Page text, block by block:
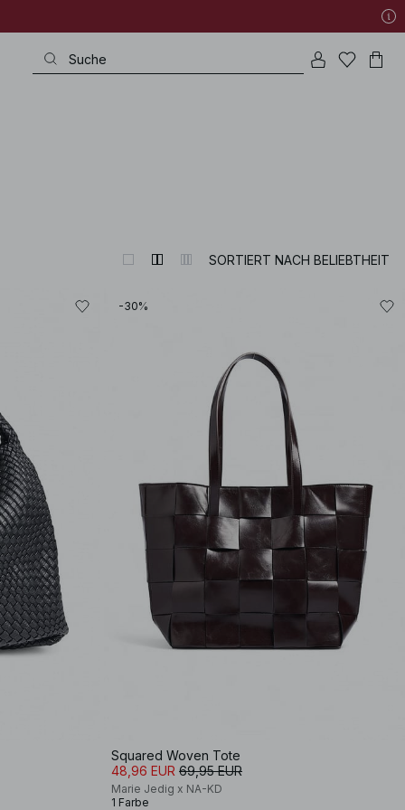
SORTIERT NACH BELIEBTHEIT
-30%
Squared Woven Tote
48,96 EUR 69,95 EUR
Marie Jedig x NA-KD
1 Farbe